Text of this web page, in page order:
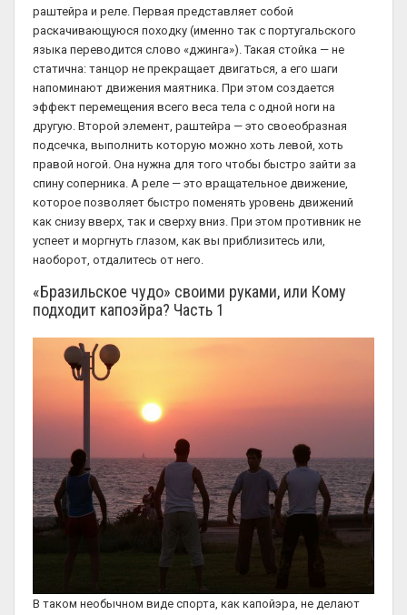
раштейра и реле. Первая представляет собой
раскачивающуюся походку (именно так с португальского
языка переводится слово «джинга»). Такая стойка — не
статична: танцор не прекращает двигаться, а его шаги
напоминают движения маятника. При этом создается
эффект перемещения всего веса тела с одной ноги на
другую. Второй элемент, раштейра — это своеобразная
подсечка, выполнить которую можно хоть левой, хоть
правой ногой. Она нужна для того чтобы быстро зайти за
спину соперника. А реле — это вращательное движение,
которое позволяет быстро поменять уровень движений
как снизу вверх, так и сверху вниз. При этом противник не
успеет и моргнуть глазом, как вы приблизитесь или,
наоборот, отдалитесь от него.
«Бразильское чудо» своими руками, или Кому
подходит капоэйра? Часть 1
В таком необычном виде спорта, как капойэра, не делают